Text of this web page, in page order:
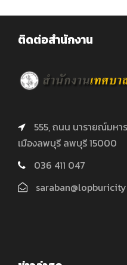
ติดต่อสำนักงาน
555, ถนน นารายณ์มหา
เมืองลพบุรี ลพบุรี 15000
036 411 047